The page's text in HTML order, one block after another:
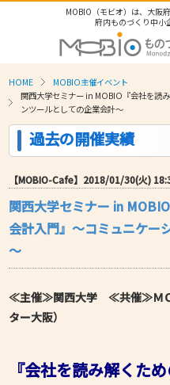
MOBIO（モビオ）は、大阪
府内ものづくり中小
HOME
MOBIO主催イベント
関西大学セミナー in MOBIO『会社を読
ンツールとしての企業会計～
過去の開催実績
【MOBIO-Cafe】2018/01/30(火)
関西大学セミナー in
会計入門』～コミュニケー
～
≪主催≫関西大学 ≪共催≫ＭＯ
ター大阪）
『会社を読み解くた